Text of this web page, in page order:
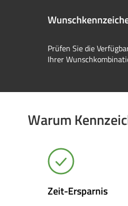
Prüfen Sie die
Ihrer
Warum
Zeit-Ersparnis